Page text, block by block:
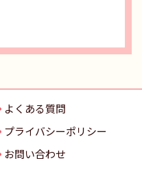
よくある質問
プライバシーポリシー
お問い合わせ